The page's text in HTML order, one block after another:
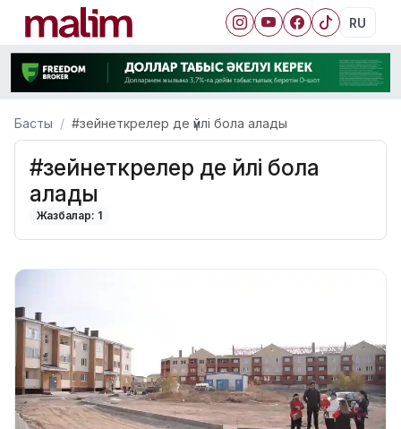
RU
Басты #зейнеткрелер де үйлі бола алады
#зейнеткрелер де үйлі бола
алады
Жазбалар: 1